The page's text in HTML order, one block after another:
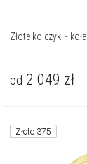
Złote kolczyki - koła
od 2 049 zł
Złoto 375